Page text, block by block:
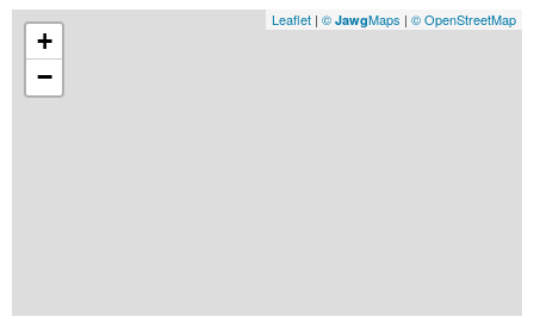
+
−
Leaflet | © JawgMaps | © OpenStreetMap